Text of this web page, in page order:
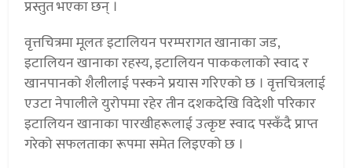
प्रस्तुत भएका छन् ।
वृत्तचित्रमा मूलतः इटालियन परम्परागत खानाका जड,
इटालियन खानाका रहस्य, इटालियन पाककलाको स्वाद र
खानपानको शैलीलाई पस्कने प्रयास गरिएको छ । वृत्तचित्रलाई
एउटा नेपालीले युरोपमा रहेर तीन दशकदेखि विदेशी परिकार
इटालियन खानाका पारखीहरूलाई उत्कृष्ट स्वाद पस्कँदै प्राप्त
गरेको सफलताका रूपमा समेत लिइएको छ ।